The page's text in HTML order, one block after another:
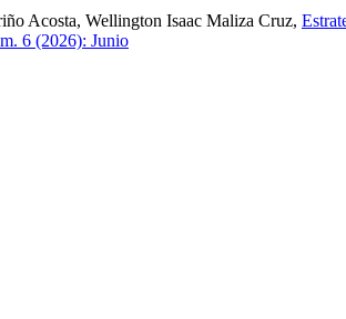
Acosta, Wellington Isaac Maliza Cruz,
6 (2026): Junio